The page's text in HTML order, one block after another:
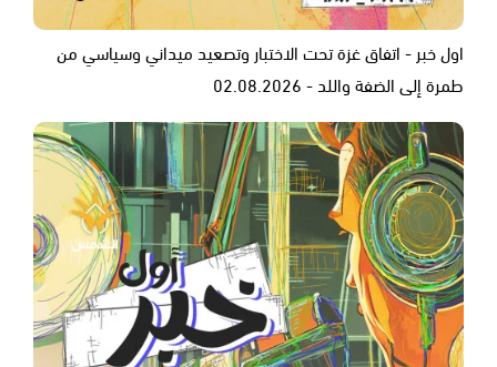
اول خبر - اتفاق غزة تحت الاختبار وتصعيد ميداني وسياسي من
طمرة إلى الضفة واللد - 02.08.2026